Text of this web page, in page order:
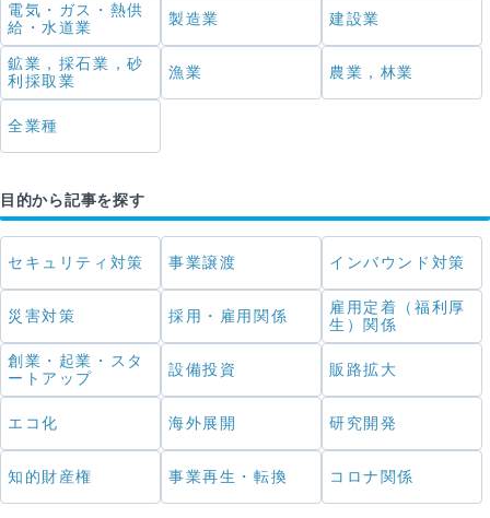
電気・ガス・熱供
給・水道業
製造業 建設業
鉱業，採石業，砂
利採取業
漁業 農業，林業
全業種
目的から記事を探す
セキュリティ対策 事業譲渡 インバウンド対策
災害対策 採用・雇用関係
雇用定着（福利厚
生）関係
創業・起業・スタ
ートアップ
設備投資 販路拡大
エコ化 海外展開 研究開発
知的財産権 事業再生・転換 コロナ関係